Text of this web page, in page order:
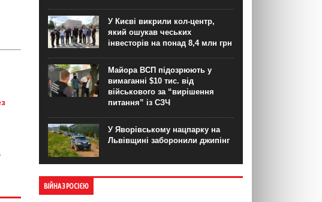
У Києві викрили кол-центр,
який ошукав чеських
інвесторів на понад 8,4 млн грн
Майора ВСП підозрюють у
вимаганні $10 тис. від
військового за “вирішення
питання” із СЗЧ
У Яворівському нацпарку на
Львівщині заборонили джипінг
ВІЙНА З РОСІЄЮ